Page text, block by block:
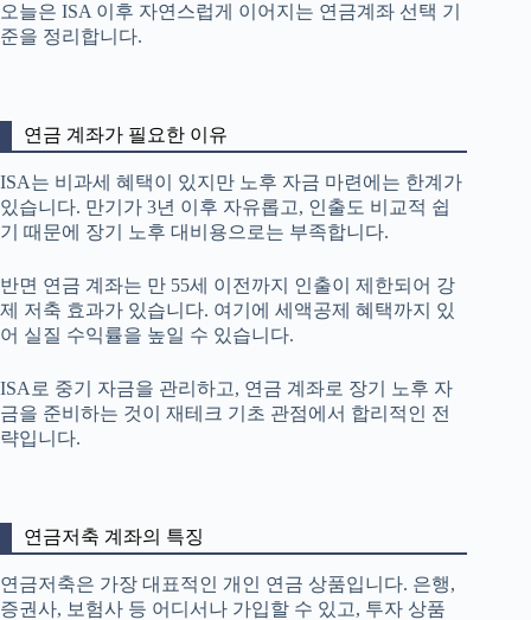
오늘은 ISA 이후 자연스럽게 이어지는 연금계좌 선택 기
준을 정리합니다.
연금 계좌가 필요한 이유
ISA는 비과세 혜택이 있지만 노후 자금 마련에는 한계가
있습니다. 만기가 3년 이후 자유롭고, 인출도 비교적 쉽
기 때문에 장기 노후 대비용으로는 부족합니다.
반면 연금 계좌는 만 55세 이전까지 인출이 제한되어 강
제 저축 효과가 있습니다. 여기에 세액공제 혜택까지 있
어 실질 수익률을 높일 수 있습니다.
ISA로 중기 자금을 관리하고, 연금 계좌로 장기 노후 자
금을 준비하는 것이 재테크 기초 관점에서 합리적인 전
략입니다.
연금저축 계좌의 특징
연금저축은 가장 대표적인 개인 연금 상품입니다. 은행,
증권사, 보험사 등 어디서나 가입할 수 있고, 투자 상품